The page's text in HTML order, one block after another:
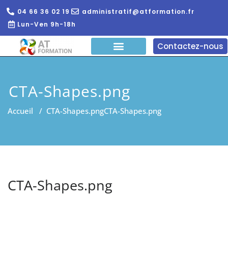
04 66 36 02 19
administratif@atformation.fr
Lun-Ven 9h-18h
Contactez-nous
CTA-Shapes.png
Accueil / CTA-Shapes.pngCTA-Shapes.png
CTA-Shapes.png